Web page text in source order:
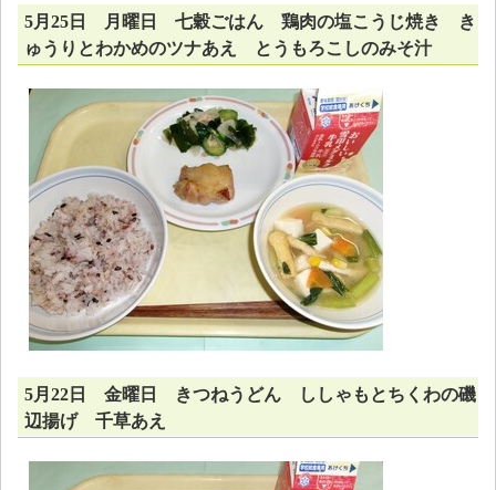
5月25日 月曜日 七穀ごはん 鶏肉の塩こうじ焼き き
ゅうりとわかめのツナあえ とうもろこしのみそ汁
5月22日 金曜日 きつねうどん ししゃもとちくわの磯
辺揚げ 千草あえ